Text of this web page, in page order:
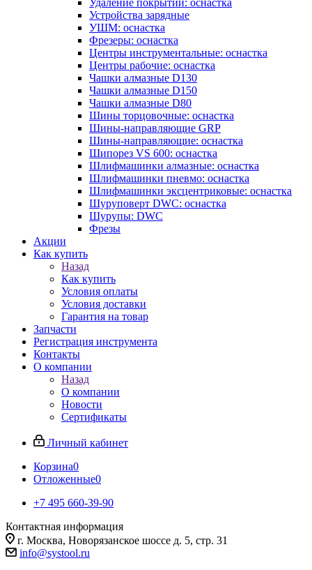
Удаление покрытий: оснастка
Устройства зарядные
УШМ: оснастка
Фрезеры: оснастка
Центры инструментальные: оснастка
Центры рабочие: оснастка
Чашки алмазные D130
Чашки алмазные D150
Чашки алмазные D80
Шины торцовочные: оснастка
Шины-направляющие GRP
Шины-направляющие: оснастка
Шипорез VS 600: оснастка
Шлифмашинки алмазные: оснастка
Шлифмашинки пневмо: оснастка
Шлифмашинки эксцентриковые: оснастка
Шуруповерт DWC: оснастка
Шурупы: DWC
Фрезы
Акции
Как купить
Назад
Как купить
Условия оплаты
Условия доставки
Гарантия на товар
Запчасти
Регистрация инструмента
Контакты
О компании
Назад
О компании
Новости
Сертификаты
Личный кабинет
Корзина0
Отложенные0
+7 495 660-39-90
Контактная информация
г. Москва, Новорязанское шоссе д. 5, стр. 31
info@systool.ru